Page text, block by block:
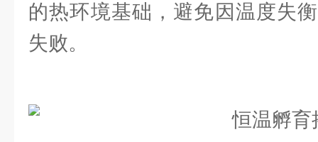
的热环境基础，避免因温度失
失败。